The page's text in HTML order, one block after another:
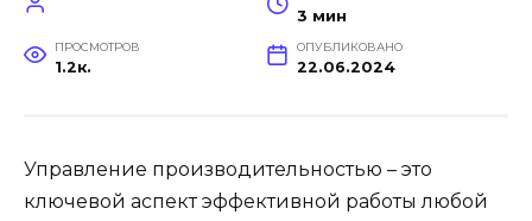
3 мин
ПРОСМОТРОВ
1.2к.
ОПУБЛИКОВАНО
22.06.2024
Управление производительностью – это
ключевой аспект эффективной работы любой